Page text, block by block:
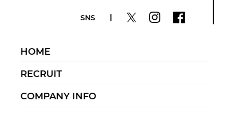
SNS
HOME
RECRUIT
COMPANY INFO